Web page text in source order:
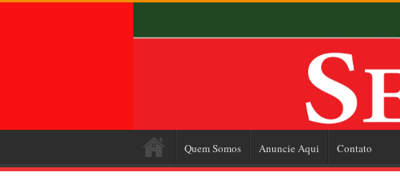
Quem Somos Anuncie Aqui Contato